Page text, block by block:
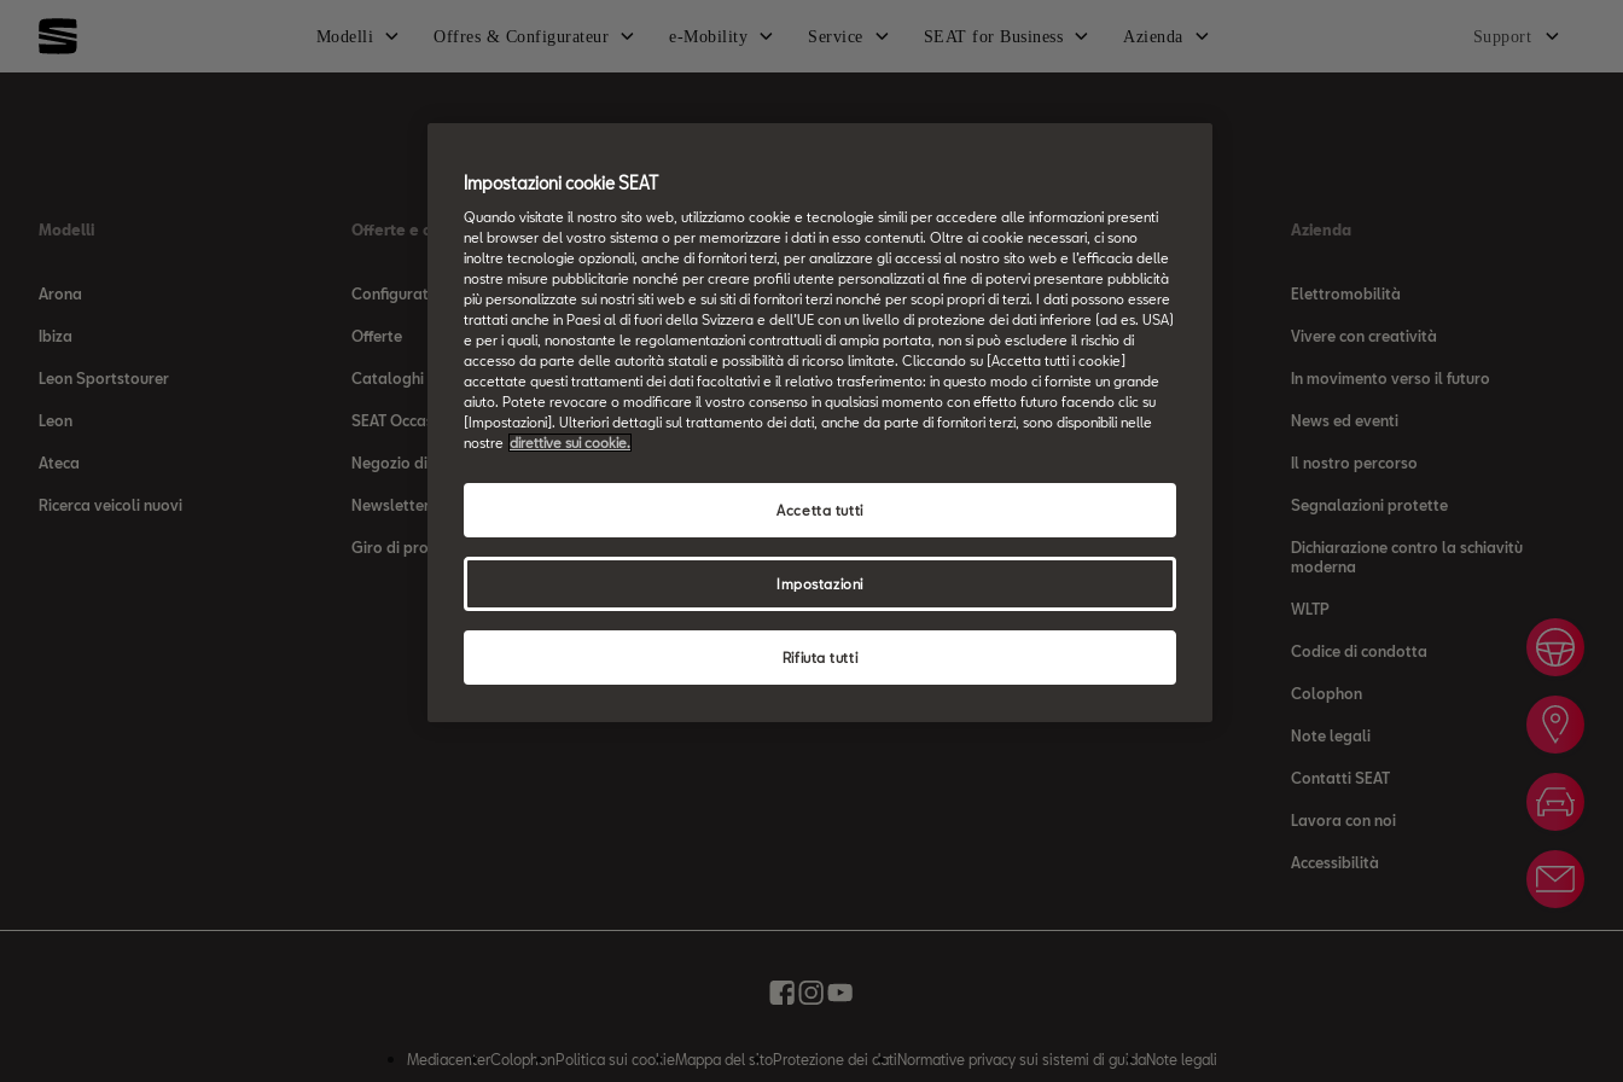
Modelli Offres & Configurateur e-Mobility Service SEAT for Business Azienda Support
Modelli
Arona
Ibiza
Leon Sportstourer
Leon
Ateca
Ricerca veicoli nuovi
Offerte e configurazione
Configuratore
Offerte
Cataloghi e listini prezzi
SEAT Occasioni Plus
Negozio di accessori
Newsletter
Giro di prova
SEAT Service
La mia SEAT
SEAT Service
Accessori
SEAT Connect
Negozio di accessori
Ruote complete invernali
SEAT for Business
SEAT for Business
Soluzioni di settore
Contatto
Azienda
Elettromobilità
Vivere con creatività
In movimento verso il futuro
News ed eventi
Il nostro percorso
Segnalazioni protette
Dichiarazione contro la schiavitù
moderna
WLTP
Codice di condotta
Colophon
Note legali
Contatti SEAT
Lavora con noi
Accessibilità
MediacenterColophon Politica sui cookieMappa del sitoProtezione dei dati Normative privacy sui sistemi di guidaNote legali
Impostazioni cookie SEAT
Quando visitate il nostro sito web, utilizziamo cookie e tecnologie simili per accedere alle informazioni presenti
nel browser del vostro sistema o per memorizzare i dati in esso contenuti. Oltre ai cookie necessari, ci sono
inoltre tecnologie opzionali, anche di fornitori terzi, per analizzare gli accessi al nostro sito web e l’efficacia delle
nostre misure pubblicitarie nonché per creare profili utente personalizzati al fine di potervi presentare pubblicità
più personalizzate sui nostri siti web e sui siti di fornitori terzi nonché per scopi propri di terzi. I dati possono essere
trattati anche in Paesi al di fuori della Svizzera e dell’UE con un livello di protezione dei dati inferiore (ad es. USA)
e per i quali, nonostante le regolamentazioni contrattuali di ampia portata, non si può escludere il rischio di
accesso da parte delle autorità statali e possibilità di ricorso limitate. Cliccando su [Accetta tutti i cookie]
accettate questi trattamenti dei dati facoltativi e il relativo trasferimento: in questo modo ci forniste un grande
aiuto. Potete revocare o modificare il vostro consenso in qualsiasi momento con effetto futuro facendo clic su
[Impostazioni]. Ulteriori dettagli sul trattamento dei dati, anche da parte di fornitori terzi, sono disponibili nelle
nostre direttive sui cookie.
Rifiuta tutti
Accetta tutti
Impostazioni